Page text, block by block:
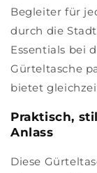
Begleiter für
durch die
Essentials bei
Gürteltasche
bietet
Praktisch,
Anlass
Diese